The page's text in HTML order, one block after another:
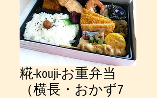
糀-kouji-お重弁当
（横長・おかず7